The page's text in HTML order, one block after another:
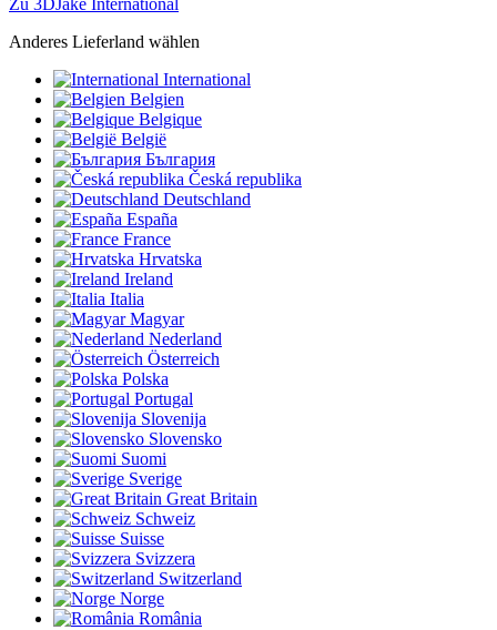
Zu 3DJake International
Anderes Lieferland wählen
International
Belgien
Belgique
België
България
Česká republika
Deutschland
España
France
Hrvatska
Ireland
Italia
Magyar
Nederland
Österreich
Polska
Portugal
Slovenija
Slovensko
Suomi
Sverige
Great Britain
Schweiz
Suisse
Svizzera
Switzerland
Norge
România